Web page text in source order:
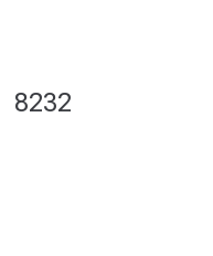
8232